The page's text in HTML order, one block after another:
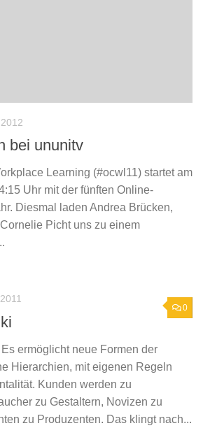
bei ununitv
Learning (#ocwl11) startet am
Uhr mit der fünften Online-
Diesmal laden Andrea Brücken,
Picht uns zu einem
0
ermöglicht neue Formen der
Hierarchien, mit eigenen Regeln
Kunden werden zu
zu Gestaltern, Novizen zu
zu Produzenten. Das klingt nach...